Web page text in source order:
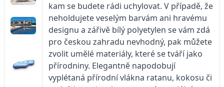
kam se budete rádi uchylovat. V případě, že
neholdujete veselým barvám ani hravému
designu a zářivě bílý polyetylen se vám zdá
pro českou zahradu nevhodný, pak můžete
zvolit umělé materiály, které se tváří jako
přírodniny. Elegantně napodobují
vyplétaná přírodní vlákna ratanu, kokosu či